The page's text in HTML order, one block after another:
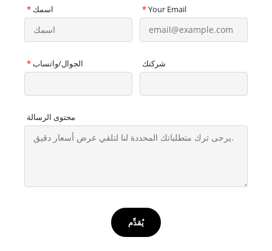
* اسمك *Your Email
*الجوال/واتساب شركتك
محتوى الرسالة
يُقدِّم